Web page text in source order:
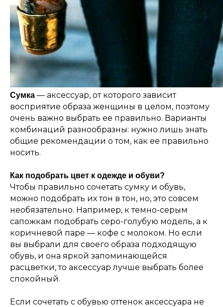
Сумка — аксессуар, от которого зависит
восприятие образа женщины в целом, поэтому
очень важно выбрать ее правильно. Варианты
комбинаций разнообразны: нужно лишь знать
общие рекомендации о том, как ее правильно
носить.
Как подобрать цвет к одежде и обуви?
Чтобы правильно сочетать сумку и обувь,
можно подобрать их тон в тон, но, это совсем
необязательно. Например, к темно-серым
сапожкам подобрать серо-голубую модель, а к
коричневой паре — кофе с молоком. Но если
вы выбрали для своего образа подходящую
обувь, и она яркой запоминающейся
расцветки, то аксессуар лучше выбрать более
спокойный.
Если сочетать с обувью оттенок аксессуара не